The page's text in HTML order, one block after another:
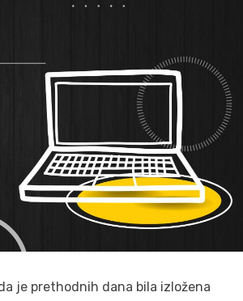
je prethodnih dana bila izložena